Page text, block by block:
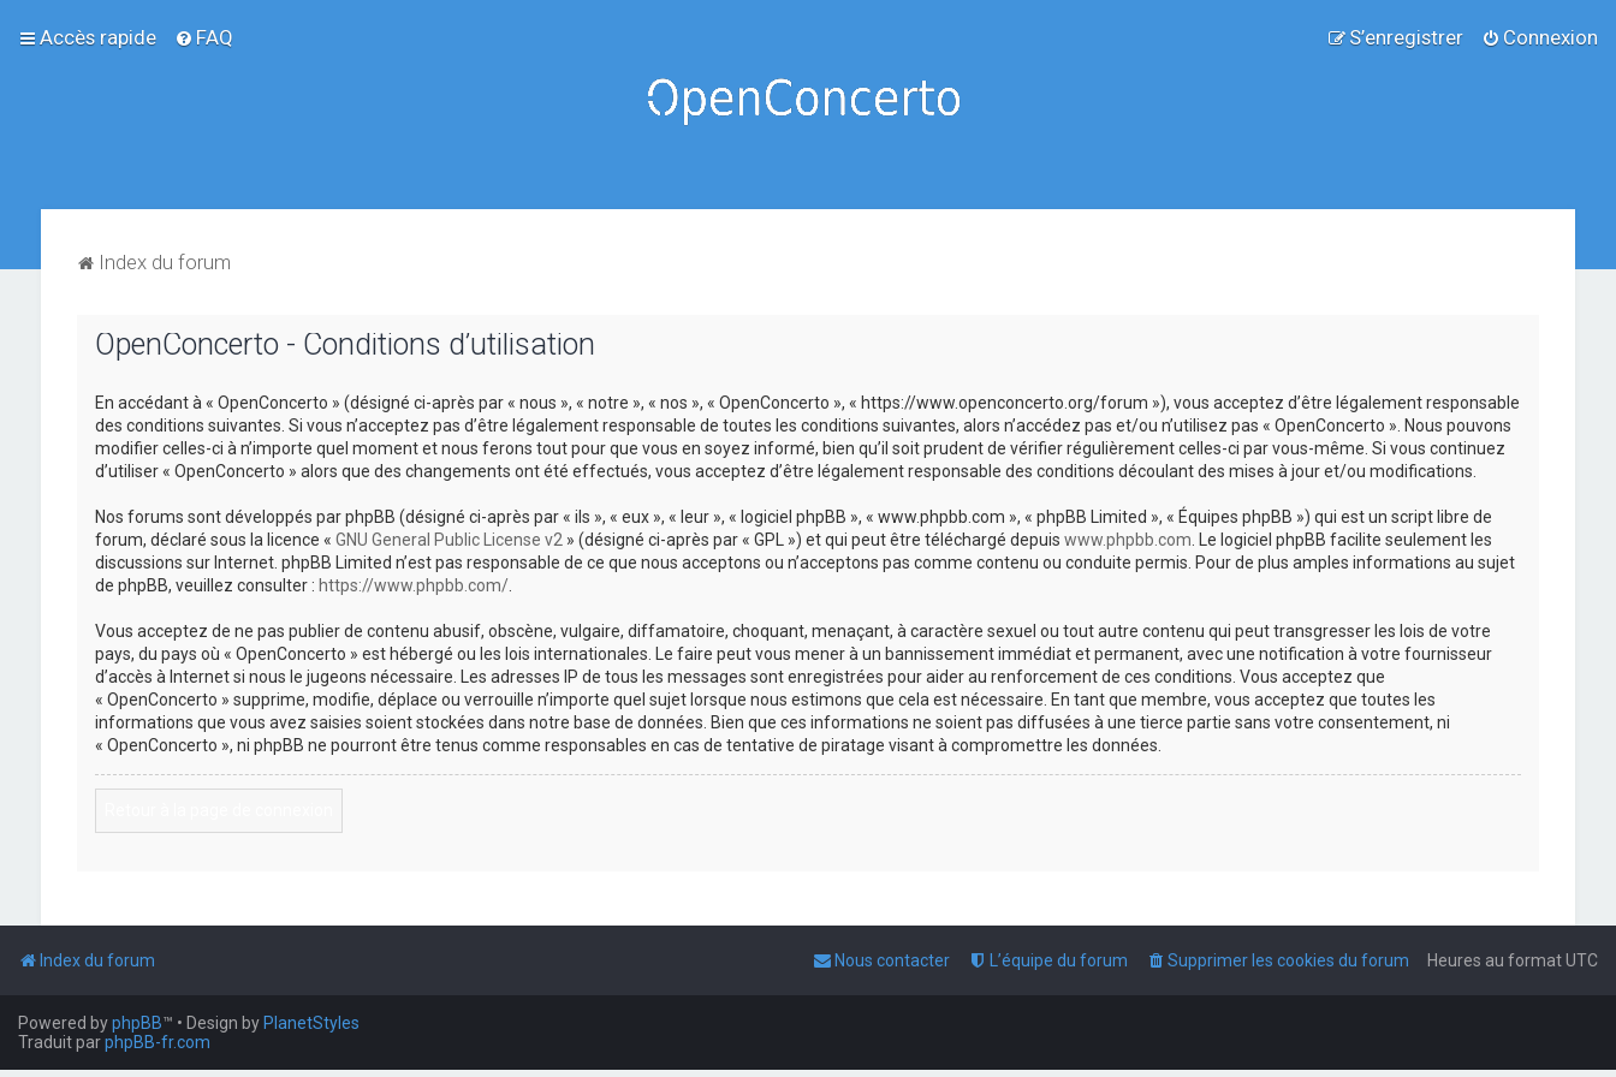
Accès rapide FAQ Connexion
S’enregistrer
Index du forum
OpenConcerto - Conditions d’utilisation
En accédant à « OpenConcerto » (désigné ci-après par « nous », « notre », « nos », « OpenConcerto », « https://www.openconcerto.org/forum »), vous acceptez d’être légalement responsable
des conditions suivantes. Si vous n’acceptez pas d’être légalement responsable de toutes les conditions suivantes, alors n’accédez pas et/ou n’utilisez pas « OpenConcerto ». Nous pouvons
modifier celles-ci à n’importe quel moment et nous ferons tout pour que vous en soyez informé, bien qu’il soit prudent de vérifier régulièrement celles-ci par vous-même. Si vous continuez
d’utiliser « OpenConcerto » alors que des changements ont été effectués, vous acceptez d’être légalement responsable des conditions découlant des mises à jour et/ou modifications.
Nos forums sont développés par phpBB (désigné ci-après par « ils », « eux », « leur », « logiciel phpBB », « www.phpbb.com », « phpBB Limited », « Équipes phpBB ») qui est un script libre de
forum, déclaré sous la licence « GNU General Public License v2 » (désigné ci-après par « GPL ») et qui peut être téléchargé depuis www.phpbb.com . Le logiciel phpBB facilite seulement les
discussions sur Internet. phpBB Limited n’est pas responsable de ce que nous acceptons ou n’acceptons pas comme contenu ou conduite permis. Pour de plus amples informations au sujet
de phpBB, veuillez consulter : https://www.phpbb.com/.
Vous acceptez de ne pas publier de contenu abusif, obscène, vulgaire, diffamatoire, choquant, menaçant, à caractère sexuel ou tout autre contenu qui peut transgresser les lois de votre
pays, du pays où « OpenConcerto » est hébergé ou les lois internationales. Le faire peut vous mener à un bannissement immédiat et permanent, avec une notification à votre fournisseur
d’accès à Internet si nous le jugeons nécessaire. Les adresses IP de tous les messages sont enregistrées pour aider au renforcement de ces conditions. Vous acceptez que
« OpenConcerto » supprime, modifie, déplace ou verrouille n’importe quel sujet lorsque nous estimons que cela est nécessaire. En tant que membre, vous acceptez que toutes les
informations que vous avez saisies soient stockées dans notre base de données. Bien que ces informations ne soient pas diffusées à une tierce partie sans votre consentement, ni
« OpenConcerto », ni phpBB ne pourront être tenus comme responsables en cas de tentative de piratage visant à compromettre les données.
Index du forum Heures au formatUTC
Supprimer les cookies du forum
L’équipe du forum
Nous contacter
Powered byphpBB™ • Design by PlanetStyles
Traduit parphpBB-fr.com